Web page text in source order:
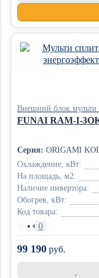
Внешний блок мульти
FUNAI RAM-I-
Серия: ORIGAMI
Охлаждение, кВт:
На площадь, м2:
Наличие инвертора:
Обогрев, кВт:
Код товара:
• 0
99 190 руб.